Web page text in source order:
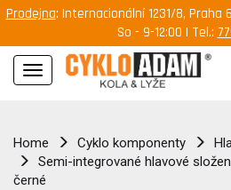
Prodejna: Internacionální 1231/8, Praha
So - 9-12:00 | Tel.:
Navigace
Home Cyklo komponenty
Semi-integrované hlavové
černé